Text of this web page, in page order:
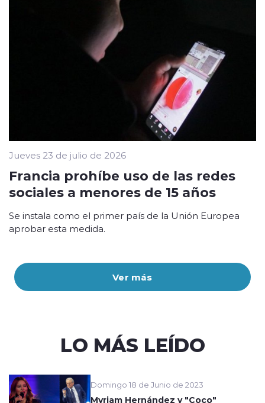
Ver más
Jueves 23 de julio de 2026
Francia prohíbe uso de las redes
sociales a menores de 15 años
Se instala como el primer país de la Unión Europea
aprobar esta medida.
LO MÁS LEÍDO
Domingo 18 de Junio de 2023
Myriam Hernández y "Coco"